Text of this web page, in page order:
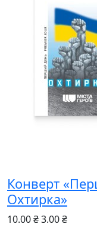
Конверт
Охтирка»
10.00 ₴3.00 ₴